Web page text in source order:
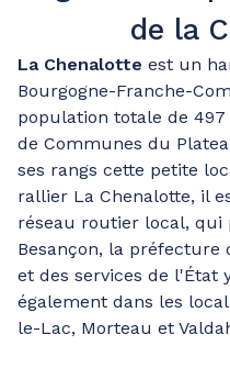
de la
La Chenalotte est un
Bourgogne-Franche-
population totale de
de Communes du
ses rangs cette petite
rallier La Chenalotte, il
réseau routier local,
Besançon, la préfecture
et des services de l'État
également dans les
le-Lac, Morteau et